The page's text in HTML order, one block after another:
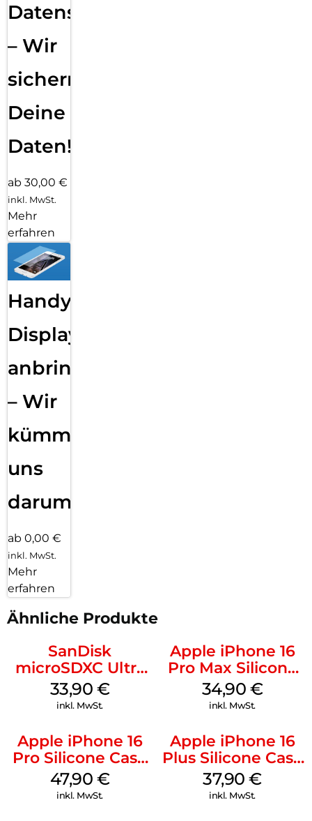
Datensicherung
– Wir
sichern
Deine
Daten!
ab 30,00 €
inkl. MwSt.
Mehr
erfahren
Handy
Displayfolie
anbringen
– Wir
kümmern
uns
darum!
ab 0,00 €
inkl. MwSt.
Mehr
erfahren
Ähnliche Produkte
SanDisk
microSDXC Ultra
128 GB + Adapter
Mobile
33,90 €
inkl. MwSt.
Apple iPhone 16
Pro Max Silicone
Case MagSafe
Denim
34,90 €
inkl. MwSt.
Apple iPhone 16
Pro Silicone Case
MagSafe Denim
47,90 €
inkl. MwSt.
Apple iPhone 16
Plus Silicone Case
MagSafe Lake
Green
37,90€
inkl. MwSt.